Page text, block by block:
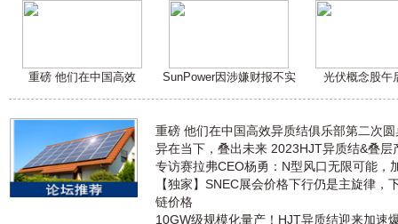
重磅 他们在中国高效 SunPower因涉嫌财报不实 光伏概念股午
重磅 他们在中国高效异质结俱乐部第二次
异在当下，叠出未来 2023HJT异质结&叠层
专访赛拉弗CEO杨勇：N型风口无限可能，
【独家】SNEC展会价格下行仍是主旋律，
链价格
10GW级规模化量产！HJT异质结迎来加速